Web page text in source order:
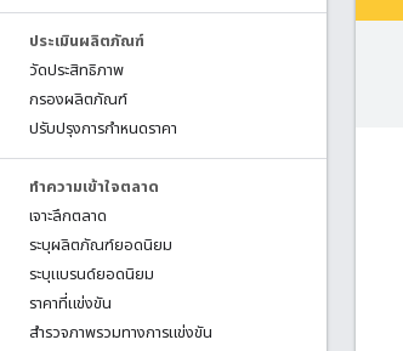
ประเมินผลิตภัณฑ์
วัดประสิทธิภาพ
กรองผลิตภัณฑ์
ปรับปรุงการกําหนดราคา
ทําความเข้าใจตลาด
เจาะลึกตลาด
ระบุผลิตภัณฑ์ยอดนิยม
ระบุแบรนด์ยอดนิยม
ราคาที่แข่งขัน
สํารวจภาพรวมทางการแข่งขัน